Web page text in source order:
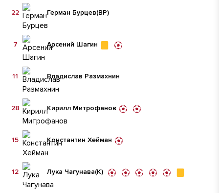
Герман Бурцев(ВР)
22
Арсений Шагин
7
Владислав Размахнин
11
Кирилл Митрофанов
28
Константин Хейман
15
Лука Чагунава(К)
12